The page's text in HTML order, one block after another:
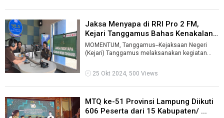
Jaksa Menyapa di RRI Pro 2 FM,
Kejari Tanggamus Bahas Kenakalan
R ...
MOMENTUM, Tanggamus--Kejaksaan Negeri
(Kejari) Tanggamus melaksanakan kegiatan
...
25 Okt 2024, 500 Views
MTQ ke-51 Provinsi Lampung Diikuti
606 Peserta dari 15 Kabupaten/ ...